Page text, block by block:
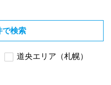
で検索
道央エリア（札幌）